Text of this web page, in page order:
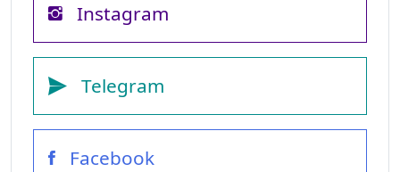
Instagram
Telegram
Facebook